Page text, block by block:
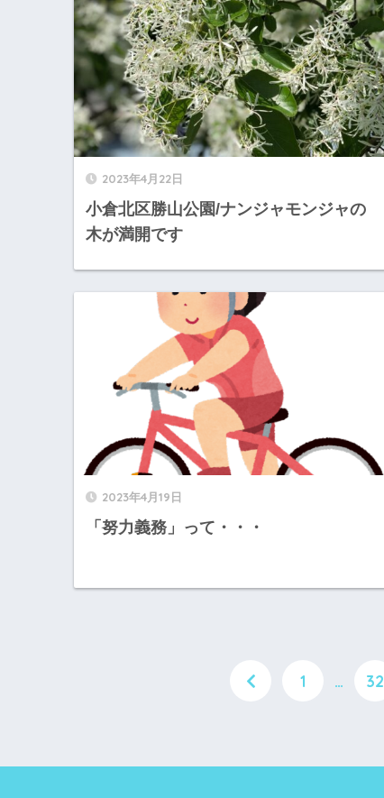
2023年4月22日
小倉北区勝山公園/ナンジャモンジャの
木が満開です
2023年4月19日
「努力義務」って・・・
1 … 32